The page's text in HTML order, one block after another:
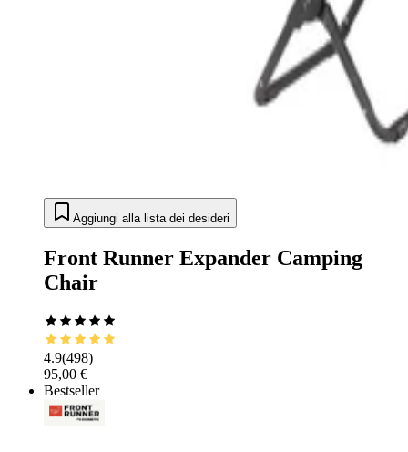
Aggiungi alla lista dei desideri
Front Runner Expander Camping
Chair
4.9(498)
95,00 €
Bestseller